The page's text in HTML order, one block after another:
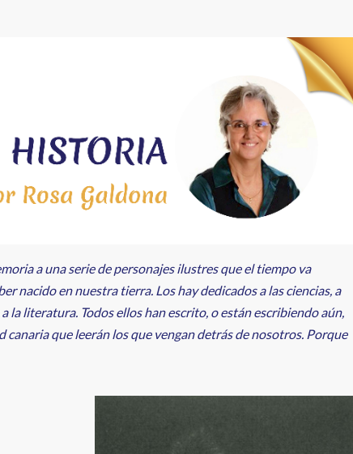
a una serie de personajes ilustres que el tiempo va
nacido en nuestra tierra. Los hay dedicados a las ciencias, a
la literatura. Todos ellos han escrito, o están escribiendo aún,
que leerán los que vengan detrás de nosotros. Porque